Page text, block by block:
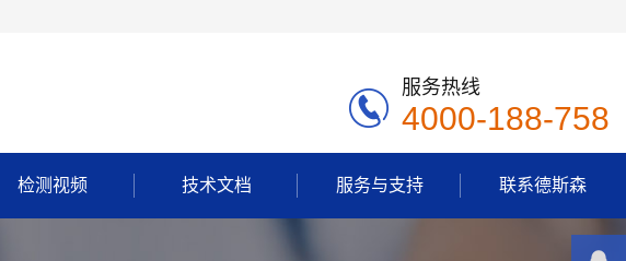
服务热线
4000-188-758
检测视频 技术文档 服务与支持 联系德斯森